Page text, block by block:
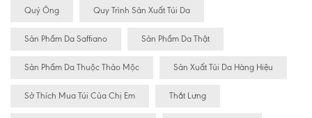
Quý Ông Quy Trình Sản Xuất Túi Da
Sản Phẩm Da Saffiano Sản Phẩm Da Thật
Sản Phẩm Da Thuộc Thảo Mộc Sản Xuất Túi Da Hàng Hiệu
Sở Thích Mua Túi Của Chị Em Thắt Lưng